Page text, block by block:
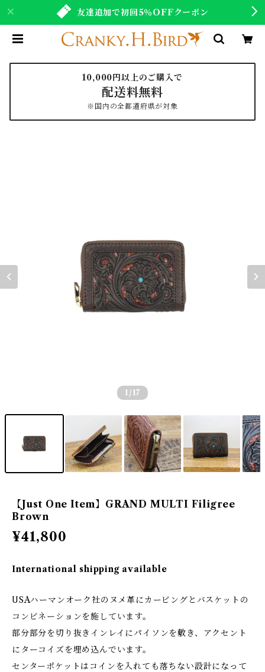
友達追加で初回5％OFFクーポン
10,000円以上のご購入で
配送料無料
※国内の全都道府県が対象
1 /17
【Just One Item】GRAND MULTI Filigree
Brown
¥41,800
International shipping available
USAハーマンオーク社のヌメ革にカービングとバスケットの
コンビネーションを施しています。
部分部分を切り抜きインレイにパイソンを敷き、アクセント
にターコイズを埋め込んでいます。
センターポケットはコインを入れても落ちない設計になって